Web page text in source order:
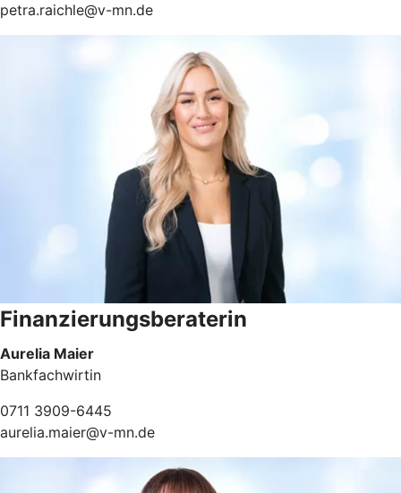
petra.raichle@v-mn.de
Finanzierungsberaterin
Aurelia Maier
Bankfachwirtin
0711 3909-6445
aurelia.maier@v-mn.de